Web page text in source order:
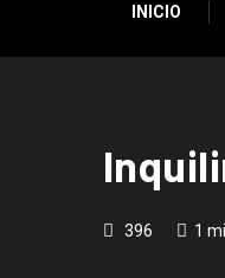
INICIO
396 1